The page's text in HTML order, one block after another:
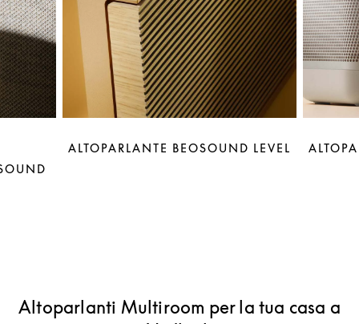
ALTOPARLANTE BEOSOUND LEVEL
Altoparlanti Multiroom per la tua casa a